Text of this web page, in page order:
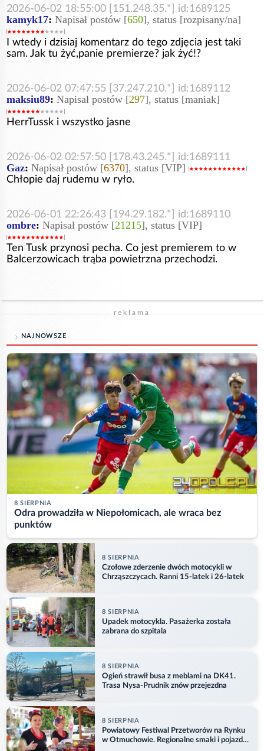
2026-06-02 18:55:00 [151.248.35.*] id:1689125
kamyk17: Napisał postów [650], status [rozpisany/na]
I wtedy i dzisiaj komentarz do tego zdjęcia jest taki
sam. Jak tu żyć,panie premierze? jak żyć!?
2026-06-02 07:47:55 [37.247.210.*] id:1689112
maksiu89: Napisał postów [297], status [maniak]
HerrTussk i wszystko jasne
2026-06-02 02:57:50 [178.43.245.*] id:1689111
Gaz: Napisał postów [6370], status [VIP]
Chłopie daj rudemu w ryło.
2026-06-01 22:26:43 [194.29.182.*] id:1689110
ombre: Napisał postów [21215], status [VIP]
Ten Tusk przynosi pecha. Co jest premierem to w
Balcerzowicach trąba powietrzna przechodzi.
reklama
NAJNOWSZE
8 SIERPNIA
Odra prowadziła w Niepołomicach, ale wraca bez
punktów
8 SIERPNIA
Czołowe zderzenie dwóch motocykli w
Chrząszczycach. Ranni 15-latek i 26-latek
8 SIERPNIA
Upadek motocykla. Pasażerka została
zabrana do szpitala
8 SIERPNIA
Ogień strawił busa z meblami na DK41.
Trasa Nysa-Prudnik znów przejezdna
8 SIERPNIA
Powiatowy Festiwal Przetworów na Rynku
w Otmuchowie. Regionalne smaki i pojazdy